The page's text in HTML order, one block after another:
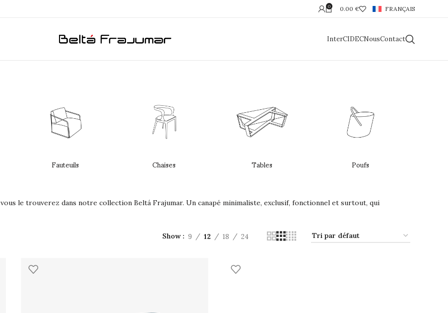
0 0.00 € FRANÇAIS
InterCIDECNousContact
Fauteuils Chaises Tables Poufs
le trouverez dans notre collection Beltá Frajumar. Un canapé minimaliste, exclusif, fonctionnel et surtout, qui
Show 9 12 18 24